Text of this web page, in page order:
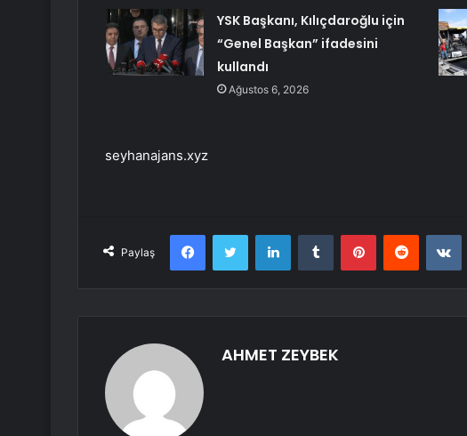
YSK Başkanı, Kılıçdaroğlu için
“Genel Başkan” ifadesini
kullandı
Ağustos 6, 2026
seyhanajans.xyz
Paylaş
FacebookTwitter LinkedInTumblr PinterestReddit
AHMET ZEYBEK